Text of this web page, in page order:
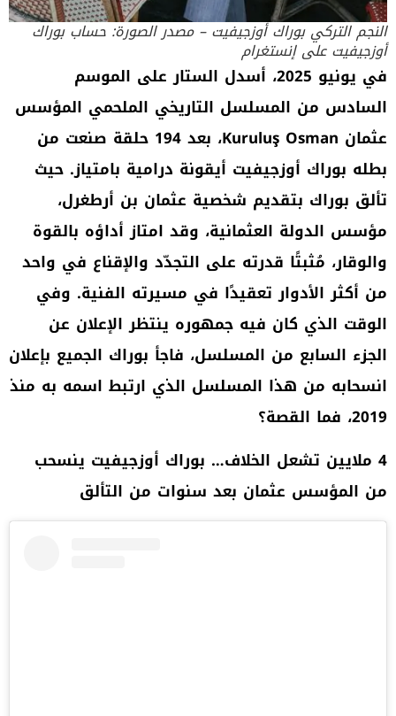
النجم التركي بوراك أوزجيفيت – مصدر الصورة: حساب بوراك
أوزجيفيت على إنستغرام
في يونيو 2025، أسدل الستار على الموسم
السادس من المسلسل التاريخي الملحمي المؤسس
عثمان
، بعد 194 حلقة صنعت من
بطله بوراك أوزجيفيت أيقونة درامية بامتياز. حيث
تألق بوراك بتقديم شخصية عثمان بن أرطغرل،
مؤسس الدولة العثمانية، وقد امتاز أداؤه بالقوة
والوقار، مُثبتًا قدرته على التجدّد والإقناع في واحد
من أكثر الأدوار تعقيدًا في مسيرته الفنية. وفي
الوقت الذي كان فيه جمهوره ينتظر الإعلان عن
الجزء السابع من المسلسل، فاجأ بوراك الجميع بإعلان
انسحابه من هذا المسلسل الذي ارتبط اسمه به منذ
2019، فما القصة؟
4 ملايين تشعل الخلاف… بوراك أوزجيفيت ينسحب
من المؤسس عثمان بعد سنوات من التألق